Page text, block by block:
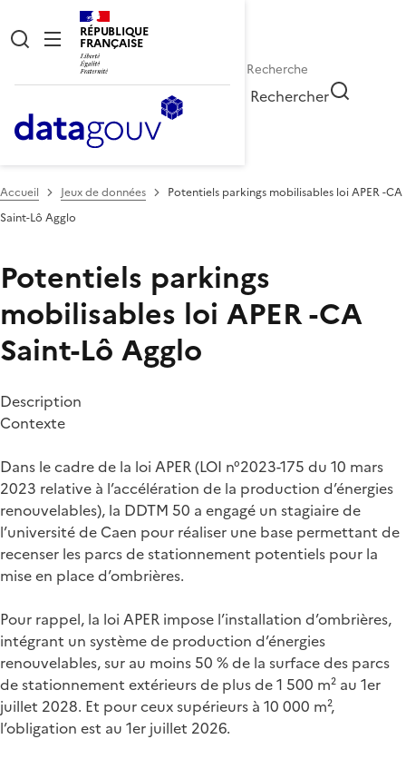
RÉPUBLIQUE
FRANÇAISE
Rechercher
Accueil Jeux de données
Potentiels parkings mobilisables loi APER -CA
Saint-Lô Agglo
Potentiels parkings
mobilisables loi APER -CA
Saint-Lô Agglo
Description
Contexte
Dans le cadre de la loi APER (LOI n°2023-175 du 10 mars
2023 relative à l’accélération de la production d’énergies
renouvelables), la DDTM 50 a engagé un stagiaire de
l’université de Caen pour réaliser une base permettant de
recenser les parcs de stationnement potentiels pour la
mise en place d’ombrières.
Pour rappel, la loi APER impose l’installation d’ombrières,
intégrant un système de production d’énergies
renouvelables, sur au moins 50 % de la surface des parcs
de stationnement extérieurs de plus de 1 500 m² au 1er
juillet 2028. Et pour ceux supérieurs à 10 000 m²,
l’obligation est au 1er juillet 2026.